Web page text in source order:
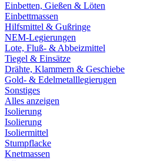
Einbetten, Gießen & Löten
Einbettmassen
Hilfsmittel & Gußringe
NEM-Legierungen
Lote, Fluß- & Abbeizmittel
Tiegel & Einsätze
Drähte, Klammern & Geschiebe
Gold- & Edelmetalllegierugen
Sonstiges
Alles anzeigen
Isolierung
Isolierung
Isoliermittel
Stumpflacke
Knetmassen